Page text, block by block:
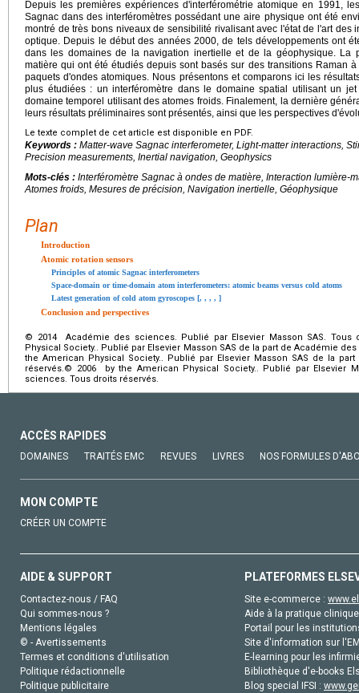
Depuis les premières expériences d'interférométrie atomique en 1991,
Sagnac dans des interféromètres possédant une aire physique ont été
montré de très bons niveaux de sensibilité rivalisant avec l'état de l'art des
optique. Depuis le début des années 2000, de tels développements ont
dans les domaines de la navigation inertielle et de la géophysique. La
matière qui ont été étudiés depuis sont basés sur des transitions Raman
paquets d'ondes atomiques. Nous présentons et comparons ici les
plus étudiées : un interféromètre dans le domaine spatial utilisant un
domaine temporel utilisant des atomes froids. Finalement, la dernière
leurs résultats préliminaires sont présentés, ainsi que les perspectives
Le texte complet de cet article est disponible en PDF.
Keywords : Matter-wave Sagnac interferometer, Light-matter interactions,
Precision measurements, Inertial navigation, Geophysics
Mots-clés : Interféromètre Sagnac à ondes de matière, Interaction lumière-
Atomes froids, Mesures de précision, Navigation inertielle, Géophysique
Plan
Introduction
Atomic rotation sensors
Principles of atomic Sagnac interferometers
Space-domain or time-domain atom interferometers: atomic beams versus cold atoms
Latest generation of cold atom gyroscopes [, , , , ]
Conclusion and perspectives
© 2014 Académie des sciences. Publié par Elsevier Masson SAS.
Physical Society.. Publié par Elsevier Masson SAS de la part de Académie
the American Physical Society.. Publié par Elsevier Masson SAS de la
réservés.© 2006 by the American Physical Society.. Publié par Elsevier
sciences. Tous droits réservés.
ACCÈS RAPIDES
DOMAINES TRAITÉS EMC REVUES LIVRES NOS FORMULES
MON COMPTE
CRÉER UN COMPTE
AIDE & SUPPORT
Contactez-nous / FAQ
Qui sommes-nous ?
Mentions légales
© - Avertissements
Termes et conditions d'utilisation
Politique rédactionnelle
Politique publicitaire
PLATEFORMES
Site e-commerce :
Aide à la pratique
Portail pour les
Site d'information sur
E-learning pour les
Bibliothèque d'e-books
Blog special IFSI :